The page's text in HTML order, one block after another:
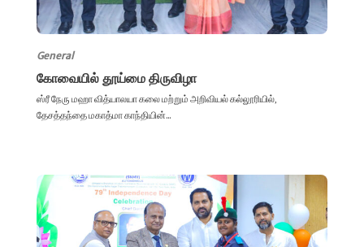
General
கோவையில் தூய்மை திருவிழா
ஸ்ரீ நேரு மஹா வித்யாலயா கலை மற்றும் அறிவியல் கல்லூரியில்,
தேசத்தந்தை மகாத்மா காந்தியின்...